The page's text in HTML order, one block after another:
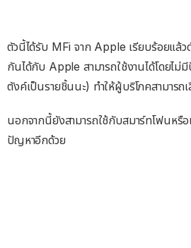
ตัวนี้ได้รับ MFi จาก Apple เรียบร้อยแล้
กันได้กับ Apple สามารถใช้งานได้โดยไ
ตังค์เป็นรายชิ้นนะ) ทำให้ผู้บริโภคสามารถ
นอกจากนี้ยังสามารถใช้กับสมาร์ทโฟนหรื
ปัญหาอีกด้วย